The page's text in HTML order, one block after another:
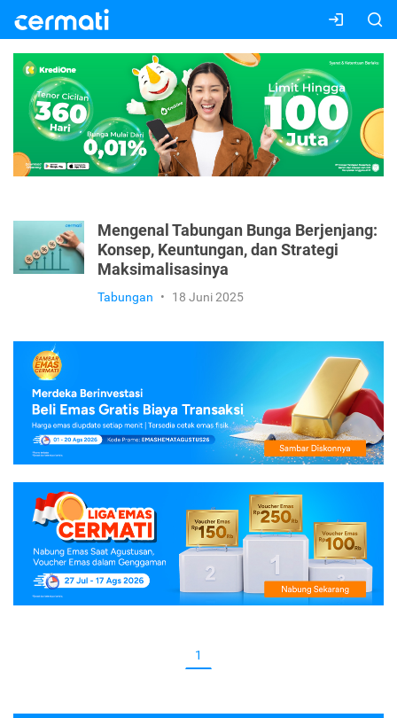
Mengenal Tabungan Bunga Berjenjang:
Konsep, Keuntungan, dan Strategi
Maksimalisasinya
Tabungan • 18 Juni 2025
1